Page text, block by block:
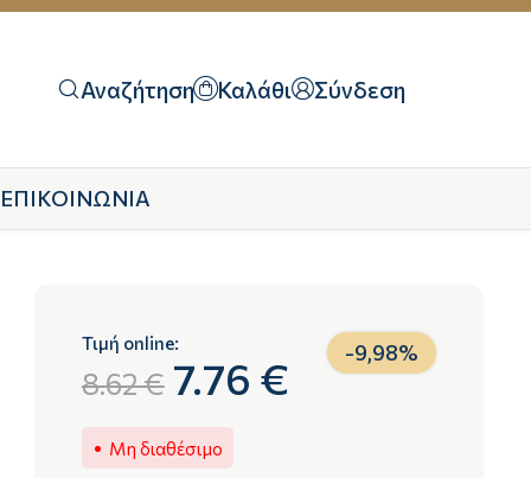
Αναζήτηση Καλάθι Σύνδεση
ΕΠΙΚΟΙΝΩΝΙΑ
Τιμή online:
8.62 € 7.76 € -9,98%
Μη διαθέσιμο